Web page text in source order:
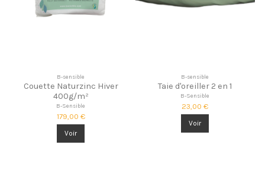
B-sensible
Couette Naturzinc Hiver
400g/m²
B-Sensible
179,00 €
Voir
B-sensible
Taie d'oreiller 2 en 1
B-Sensible
23,00 €
Voir